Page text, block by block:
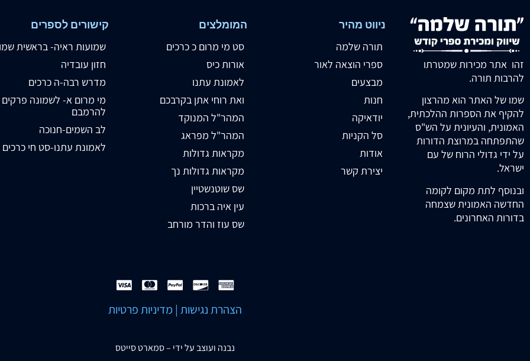
זהו אתר מכירות שמטרתו
להרבות תורה.
שמו של האתר הוא מהרצון
להקיף את הספרות ההלכתית,
האמונית, והעיונית על הש"ס
שהתפתחה במרוצת הדורות
על ידי גדולי הרוח של עם
ישראל.
ובנוסף לתת מקום לקומה
החדשה האמונית שצמחה
בדורות האחרונים.
ניווט מהיר
תורה שלמה
ספרי הוצאה לאור
מבצעים
חנות
יודאיקה
סל הקניות
אודות
יצירת קשר
המומלצים
סט מי מרום כ כרכים
אורות כיס
לאמונת עתנו
ואת רוחי אתן בקרבכם
המהר"ל המנוקד
המהר"ל מפראג
מקראות גדולות
מקראות גדולות נך
שס שוטנשטיין
עין איה ברכות
שס עוז והדר מורחב
קישורים לספרים
שמועות ראיה- בראשית
חזון עובדיה
מדרש רבה-ה כרכים
מי מרום א- לשמונה פרקים
להרמבם
לב השמים-חנוכה
לאמונת עתנו-סט חי כרכים
הצהרת נגישות | מדיניות פרטיות
נבנה ועוצב על ידי –סמארט סייטס